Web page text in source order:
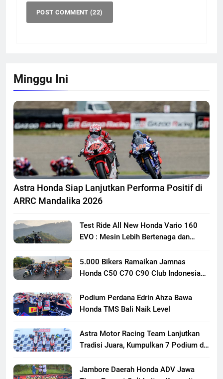
Minggu Ini
Astra Honda Siap Lanjutkan Performa Positif di
ARRC Mandalika 2026
Test Ride All New Honda Vario 160
EVO : Mesin Lebih Bertenaga dan
5.000 Bikers Ramaikan Jamnas
Honda C50 C70 C90 Club Indonesia
Persaudaraan Pecinta Motor Klasik
Honda
Podium Perdana Edrin Ahza Bawa
Honda TMS Bali Naik Level
Astra Motor Racing Team Lanjutkan
Tradisi Juara, Kumpulkan 7 Podium di
Jambore Daerah Honda ADV Jawa